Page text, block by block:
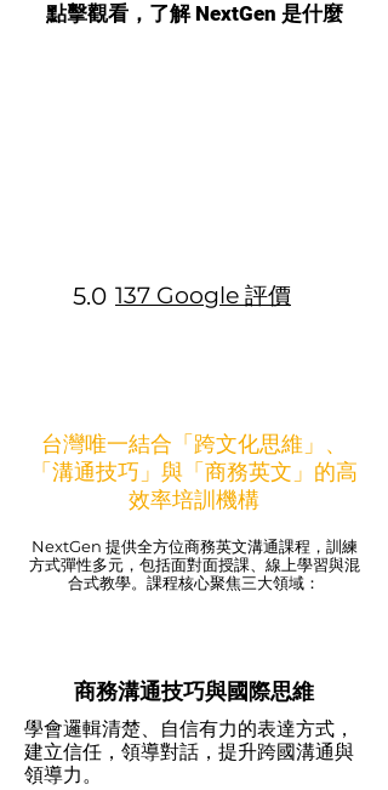
點擊觀看，了解 NextGen 是什麼
5.0 137 Google 評價
台灣唯一結合「跨文化思維」、
「溝通技巧」與「商務英文」的高
效率培訓機構
NextGen 提供全方位商務英文溝通課程，訓練
方式彈性多元，包括面對面授課、線上學習與混
合式教學。課程核心聚焦三大領域：
商務溝通技巧與國際思維
學會邏輯清楚、自信有力的表達方式，
建立信任，領導對話，提升跨國溝通與
領導力。